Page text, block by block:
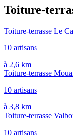
Toiture-
Toiture-terrasse Le
10 artisans
à 2,6 km
Toiture-terrasse
10 artisans
à 3,8 km
Toiture-terrasse
10 artisans